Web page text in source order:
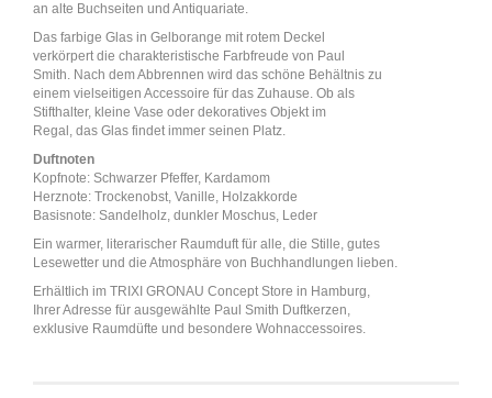
an alte Buchseiten und Antiquariate.
Das farbige Glas in Gelborange mit rotem Deckel
verkörpert die charakteristische Farbfreude von Paul
Smith. Nach dem Abbrennen wird das schöne Behältnis zu
einem vielseitigen Accessoire für das Zuhause. Ob als
Stifthalter, kleine Vase oder dekoratives Objekt im
Regal, das Glas findet immer seinen Platz.
Duftnoten
Kopfnote: Schwarzer Pfeffer, Kardamom
Herznote: Trockenobst, Vanille, Holzakkorde
Basisnote: Sandelholz, dunkler Moschus, Leder
Ein warmer, literarischer Raumduft für alle, die Stille, gutes
Lesewetter und die Atmosphäre von Buchhandlungen lieben.
Erhältlich im TRIXI GRONAU Concept Store in Hamburg,
Ihrer Adresse für ausgewählte Paul Smith Duftkerzen,
exklusive Raumdüfte und besondere Wohnaccessoires.